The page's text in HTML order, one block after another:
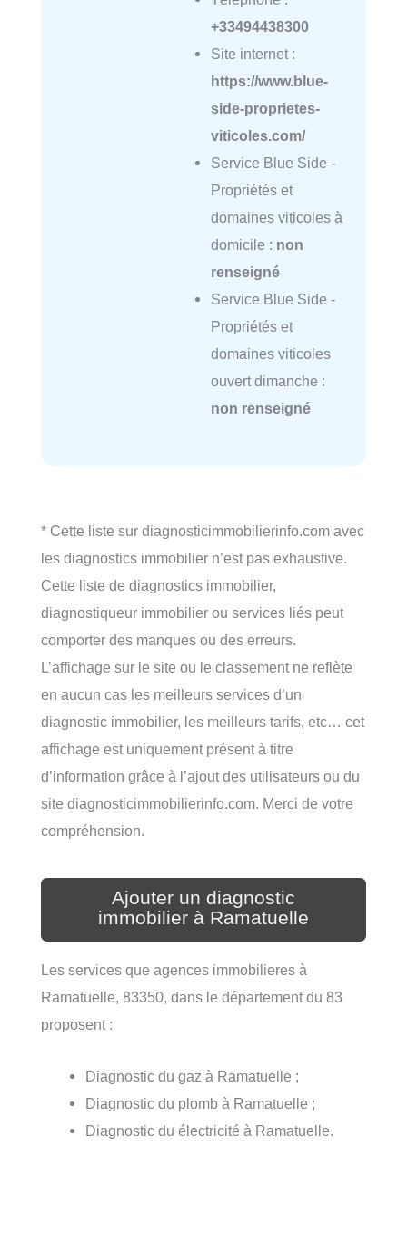
+33494438300
Site internet :
https://www.blue-
side-proprietes-
viticoles.com/
Service Blue Side -
Propriétés et
domaines viticoles à
domicile : non
renseigné
Service Blue Side -
Propriétés et
domaines viticoles
ouvert dimanche :
non renseigné
* Cette liste sur diagnosticimmobilierinfo.com avec
les diagnostics immobilier n’est pas exhaustive.
Cette liste de diagnostics immobilier,
diagnostiqueur immobilier ou services liés peut
comporter des manques ou des erreurs.
L’affichage sur le site ou le classement ne reflète
en aucun cas les meilleurs services d’un
diagnostic immobilier, les meilleurs tarifs, etc… cet
affichage est uniquement présent à titre
d’information grâce à l’ajout des utilisateurs ou du
site diagnosticimmobilierinfo.com. Merci de votre
compréhension.
Ajouter un diagnostic
immobilier à Ramatuelle
Les services que agences immobilieres à
Ramatuelle, 83350, dans le département du 83
proposent :
Diagnostic du gaz à Ramatuelle ;
Diagnostic du plomb à Ramatuelle ;
Diagnostic du électricité à Ramatuelle.